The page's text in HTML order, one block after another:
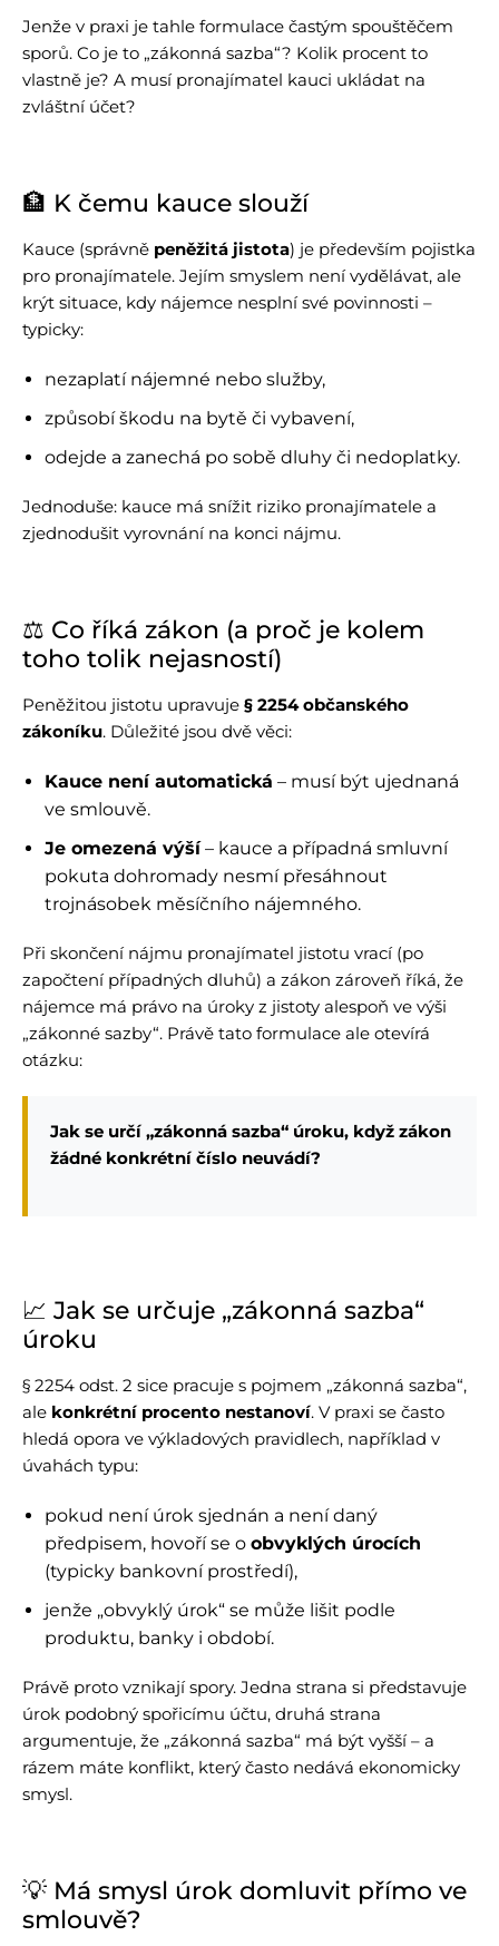
Jenže v praxi je tahle formulace častým spouštěčem
sporů. Co je to „zákonná sazba“? Kolik procent to
vlastně je? A musí pronajímatel kauci ukládat na
zvláštní účet?
🏦 K čemu kauce slouží
Kauce (správně peněžitá jistota) je především pojistka
pro pronajímatele. Jejím smyslem není vydělávat, ale
krýt situace, kdy nájemce nesplní své povinnosti –
typicky:
nezaplatí nájemné nebo služby,
způsobí škodu na bytě či vybavení,
odejde a zanechá po sobě dluhy či nedoplatky.
Jednoduše: kauce má snížit riziko pronajímatele a
zjednodušit vyrovnání na konci nájmu.
⚖️ Co říká zákon (a proč je kolem
toho tolik nejasností)
Peněžitou jistotu upravuje § 2254 občanského
zákoníku. Důležité jsou dvě věci:
Kauce není automatická – musí být ujednaná
ve smlouvě.
Je omezená výší– kauce a případná smluvní
pokuta dohromady nesmí přesáhnout
trojnásobek měsíčního nájemného.
Při skončení nájmu pronajímatel jistotu vrací (po
započtení případných dluhů) a zákon zároveň říká, že
nájemce má právo na úroky z jistoty alespoň ve výši
„zákonné sazby“. Právě tato formulace ale otevírá
otázku:
Jak se určí „zákonná sazba“ úroku, když zákon
žádné konkrétní číslo neuvádí?
📈 Jak se určuje „zákonná sazba“
úroku
§ 2254 odst. 2 sice pracuje s pojmem „zákonná sazba“,
ale konkrétní procento nestanoví. V praxi se často
hledá opora ve výkladových pravidlech, například v
úvahách typu:
pokud není úrok sjednán a není daný
předpisem, hovoří se o obvyklých úrocích
(typicky bankovní prostředí),
jenže „obvyklý úrok“ se může lišit podle
produktu, banky i období.
Právě proto vznikají spory. Jedna strana si představuje
úrok podobný spořicímu účtu, druhá strana
argumentuje, že „zákonná sazba“ má být vyšší – a
rázem máte konflikt, který často nedává ekonomicky
smysl.
💡 Má smysl úrok domluvit přímo ve
smlouvě?